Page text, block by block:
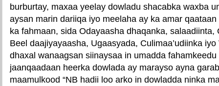
burburtay, maxaa yeelay dowladu shacabka waxba
aysan marin dariiqa iyo meelaha ay ka amar
ka fahmaan, sida Odayaasha dhaqanka, salaadiinta,
Beel daajiyayaasha, Ugaasyada, Culimaa’udiinka
dhaxal wanaagsan siinaysaa in umadda
jaanqaadaan heerka dowlada ay marayso ayna
maamulkood “NB hadii loo arko in dowladda ninka